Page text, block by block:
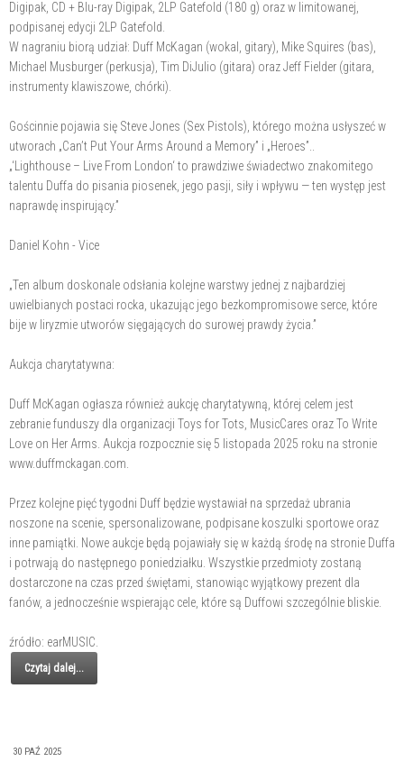
Digipak, CD + Blu-ray Digipak, 2LP Gatefold (180 g) oraz w limitowanej,
podpisanej edycji 2LP Gatefold.
W nagraniu biorą udział: Duff McKagan (wokal, gitary), Mike Squires (bas),
Michael Musburger (perkusja), Tim DiJulio (gitara) oraz Jeff Fielder (gitara,
instrumenty klawiszowe, chórki).
Gościnnie pojawia się Steve Jones (Sex Pistols), którego można usłyszeć w
utworach „Can’t Put Your Arms Around a Memory” i „Heroes”..
„‘Lighthouse – Live From London‘ to prawdziwe świadectwo znakomitego
talentu Duffa do pisania piosenek, jego pasji, siły i wpływu — ten występ jest
naprawdę inspirujący.”
Daniel Kohn - Vice
„Ten album doskonale odsłania kolejne warstwy jednej z najbardziej
uwielbianych postaci rocka, ukazując jego bezkompromisowe serce, które
bije w liryzmie utworów sięgających do surowej prawdy życia.”
Aukcja charytatywna:
Duff McKagan ogłasza również aukcję charytatywną, której celem jest
zebranie funduszy dla organizacji Toys for Tots, MusicCares oraz To Write
Love on Her Arms. Aukcja rozpocznie się 5 listopada 2025 roku na stronie
www.duffmckagan.com.
Przez kolejne pięć tygodni Duff będzie wystawiał na sprzedaż ubrania
noszone na scenie, spersonalizowane, podpisane koszulki sportowe oraz
inne pamiątki. Nowe aukcje będą pojawiały się w każdą środę na stronie Duffa
i potrwają do następnego poniedziałku. Wszystkie przedmioty zostaną
dostarczone na czas przed świętami, stanowiąc wyjątkowy prezent dla
fanów, a jednocześnie wspierając cele, które są Duffowi szczególnie bliskie.
źródło: earMUSIC.
Czytaj dalej...
30 PAŹ 2025